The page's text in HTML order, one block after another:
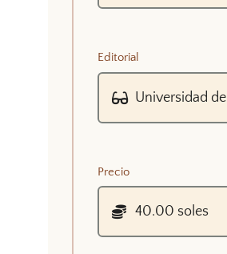
Editorial
Precio